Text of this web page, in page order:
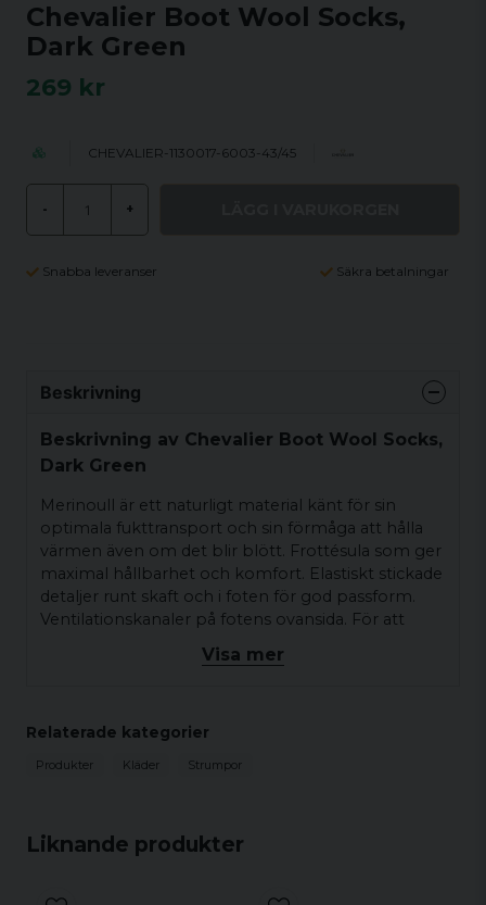
Chevalier Boot Wool Socks,
Dark Green
269 kr
CHEVALIER-1130017-6003-43/45
- +
Snabba leveranser Säkra betalningar
Liknande produkter
Beskrivning
Beskrivning av Chevalier Boot Wool Socks,
Dark Green
Merinoull är ett naturligt material känt för sin
optimala fukttransport och sin förmåga att hålla
värmen även om det blir blött. Frottésula som ger
maximal hållbarhet och komfort. Elastiskt stickade
detaljer runt skaft och i foten för god passform.
Ventilationskanaler på fotens ovansida. För att
framkant förstärkt och tåsömmen placerad under
Material
Visa mer
Relaterade kategorier
Produkter Kläder Strumpor